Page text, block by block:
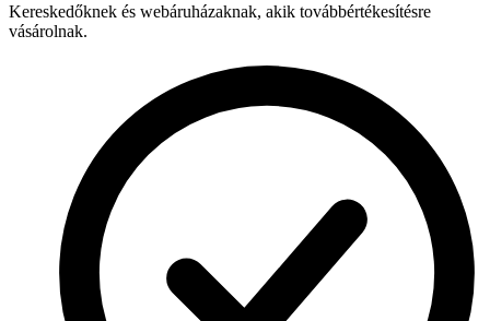
Kereskedőknek és webáruházaknak, akik továbbértékesítésre
vásárolnak.